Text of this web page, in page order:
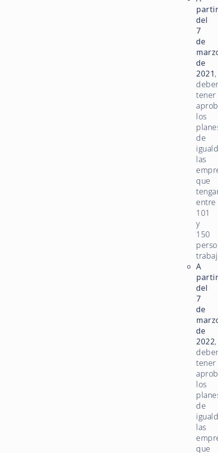
del
7
de
de
2021,
tener
los
de
las
que
entre
101
y
150
A
del
7
de
de
2022,
tener
los
de
las
que